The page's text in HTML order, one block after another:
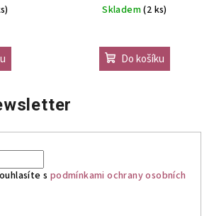
cena:
Skladem(2 ks)
Do košíku
s podmínkami ochrany osobních